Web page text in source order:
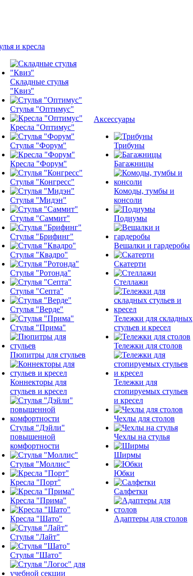
и кресла
Складные стулья
"Квиз"
Стулья "Оптимус"
Кресла "Оптимус"
Стулья "Форум"
Кресла "Форум"
Стулья "Конгресс"
Стулья "Мидэн"
Стулья "Саммит"
Стулья "Брифинг"
Стулья "Квадро"
Стулья "Ротонда"
Стулья "Септа"
Стулья "Верде"
Стулья "Прима"
Пюпитры для стульев
Коннекторы для
стульев и кресел
Стулья "Дэйли"
повышенной
комфортности
Стулья "Моллис"
Кресла "Порт"
Кресла "Прима"
Кресла "Шато"
Стулья "Лайт"
Стулья "Шато"
Аксессуары
Трибуны
Багажницы
Комоды, тумбы и
консоли
Подиумы
Вешалки и гардеробы
Скатерти
Стеллажи
Тележки для складных
стульев и кресел
Тележки для столов
Тележки для
стопируемых стульев
и кресел
Чехлы для столов
Чехлы на стулья
Ширмы
Юбки
Салфетки
Адаптеры для столов